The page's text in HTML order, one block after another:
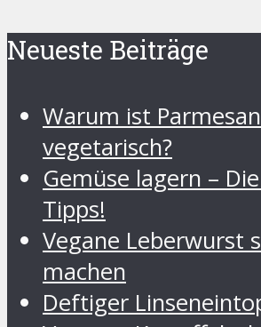
Neueste Beiträge
Warum ist
vegetarisch?
Gemüse lagern –
Tipps!
Vegane Leberwurst
machen
Deftiger